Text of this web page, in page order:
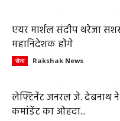
एयर मार्शल संदीप थरेजा
महानिदेशक होंगे
सेना Rakshak News
लेफ्टिनेंट जनरल जे.
कमांडेंट का ओहदा...